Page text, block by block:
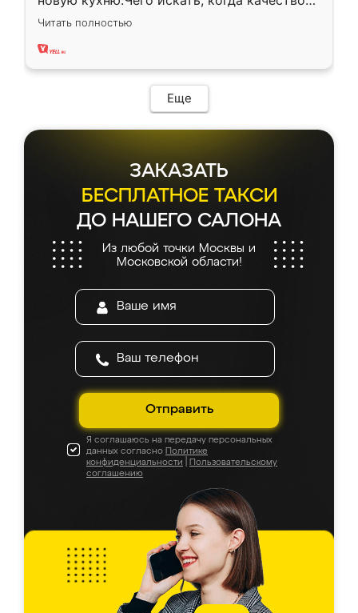
вполне довольна. Служит кухня уже почти
два года, нареканий нет.
Читать полностью
Еще
ЗАКАЗАТЬ
БЕСПЛАТНОЕ ТАКСИ
ДО НАШЕГО САЛОНА
Из любой точки Москвы и
Московской области!
Отправить
Я соглашаюсь на передачу персональных
данных согласно Политике
конфиденциальности
Пользовательскому
соглашению